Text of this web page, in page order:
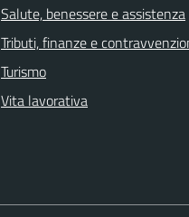
Salute, benessere e assistenza
Tributi, finanze e
Turismo
Vita lavorativa